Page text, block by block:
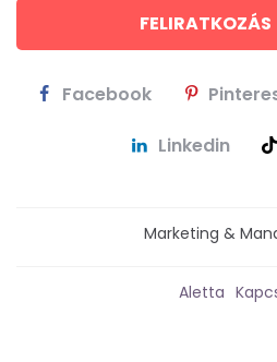
Facebook
Linkedin
Marketing &
Aletta